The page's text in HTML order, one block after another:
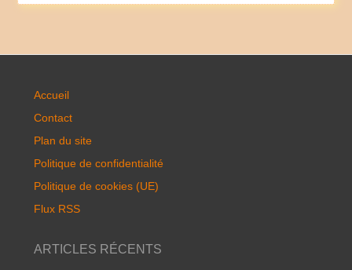
Accueil
Contact
Plan du site
Politique de confidentialité
Politique de cookies (UE)
Flux RSS
ARTICLES RÉCENTS